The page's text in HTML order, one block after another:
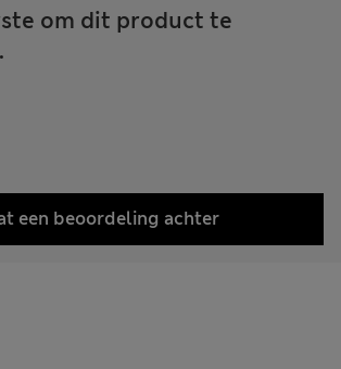
om dit product te
een beoordeling achter